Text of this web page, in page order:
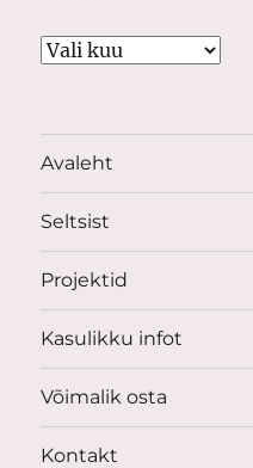
Arhiiv
Avaleht
Seltsist
Projektid
Kasulikku infot
Võimalik osta
Kontakt